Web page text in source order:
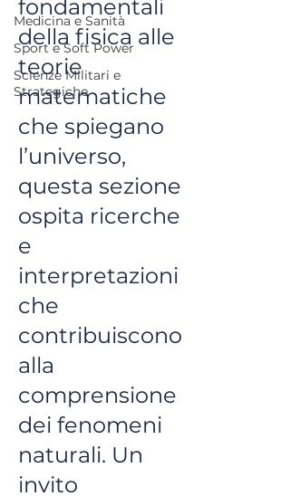
Medicina e Sanità
Sport e Soft Power
Scienze Militari e
Strategiche
fondamentali
della fisica alle
teorie
matematiche
che spiegano
l’universo,
questa sezione
ospita ricerche
e
interpretazioni
che
contribuiscono
alla
comprensione
dei fenomeni
naturali. Un
invito